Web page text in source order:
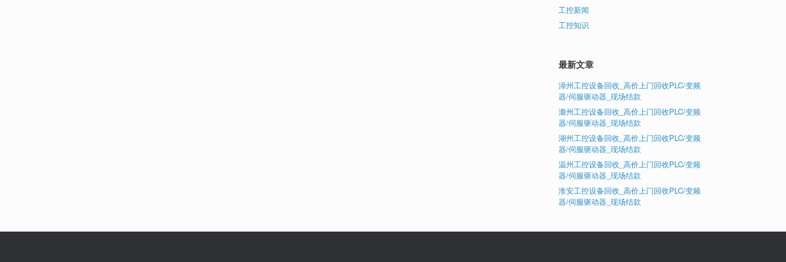
工控新闻
工控知识
最新文章
漳州工控设备回收_高价上门回收PLC/变频
器/伺服驱动器_现场结款
滁州工控设备回收_高价上门回收PLC/变频
器/伺服驱动器_现场结款
湖州工控设备回收_高价上门回收PLC/变频
器/伺服驱动器_现场结款
温州工控设备回收_高价上门回收PLC/变频
器/伺服驱动器_现场结款
淮安工控设备回收_高价上门回收PLC/变频
器/伺服驱动器_现场结款